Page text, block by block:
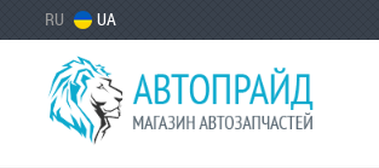
RU UA